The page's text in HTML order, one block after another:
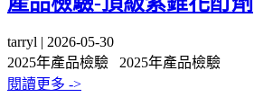
tarryl | 2026-05-30
2025年產品檢驗 2025年產品檢驗
閱讀更多 ->